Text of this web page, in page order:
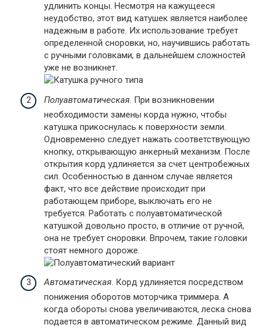
удлинить концы. Несмотря на кажущееся
неудобство, этот вид катушек является наиболее
надежным в работе. Их использование требует
определенной сноровки, но, научившись работать
с ручными головками, в дальнейшем сложностей
уже не возникнет.
Полуавтоматическая . При возникновении
необходимости замены корда нужно, чтобы
катушка прикоснулась к поверхности земли.
Одновременно следует нажать соответствующую
кнопку, открывающую анкерный механизм. После
открытия корд удлиняется за счет центробежных
сил. Особенностью в данном случае является
факт, что все действие происходит при
работающем приборе, выключать его не
требуется. Работать с полуавтоматической
катушкой довольно просто, в отличие от ручной,
она не требует сноровки. Впрочем, такие головки
стоят немного дороже.
Автоматическая. Корд удлиняется посредством
понижения оборотов моторчика триммера. А
когда обороты снова увеличиваются, леска снова
подается в автоматическом режиме. Данный вид